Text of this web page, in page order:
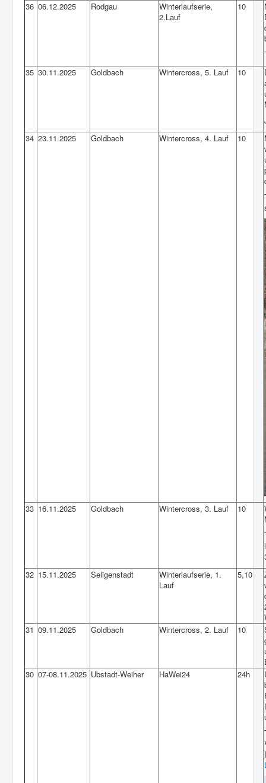
36 06.12.2025 Rodgau
Winterlaufserie,
2.Lauf
10
35 30.11.2025 Goldbach Wintercross, 5. Lauf 10
34 23.11.2025 Goldbach Wintercross, 4. Lauf 10
33 16.11.2025 Goldbach Wintercross, 3. Lauf 10
32 15.11.2025 Seligenstadt
Winterlaufserie, 1.
Lauf
5,10
31 09.11.2025 Goldbach Wintercross, 2. Lauf 10
30 07-08.11.2025 Ubstadt-Weiher HaWei24 24h